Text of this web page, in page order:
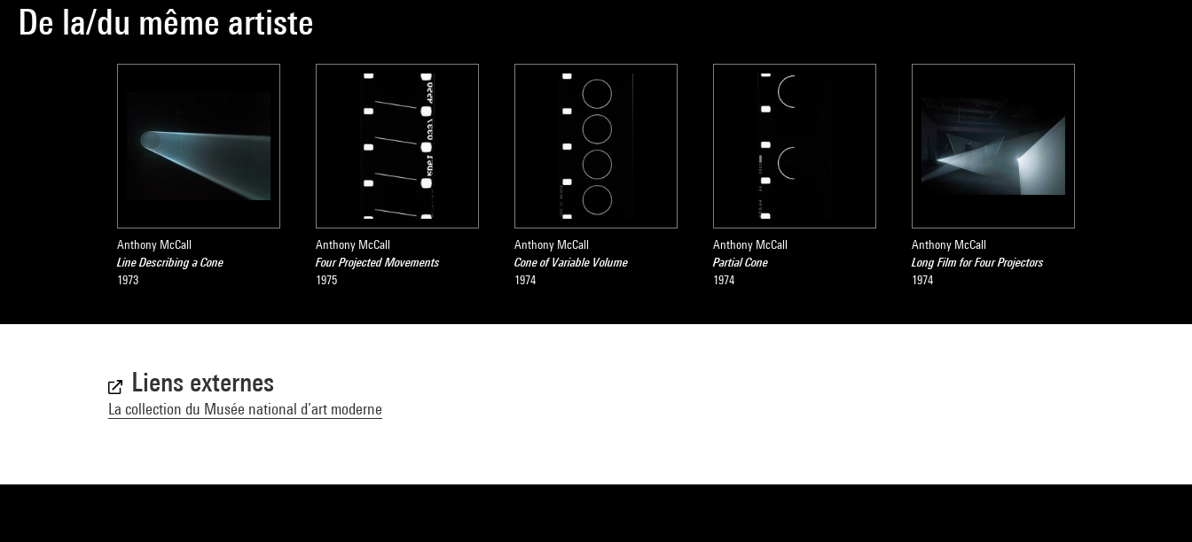
De la/du même artiste
Anthony McCall
Line Describing a Cone
1973
Anthony McCall
Four Projected Movements
1975
Anthony McCall
Cone of Variable Volume
1974
Anthony McCall
Partial Cone
1974
Anthony McCall
Long Film for Four Projectors
1974
Liens externes
La collection du Musée national d’art moderne